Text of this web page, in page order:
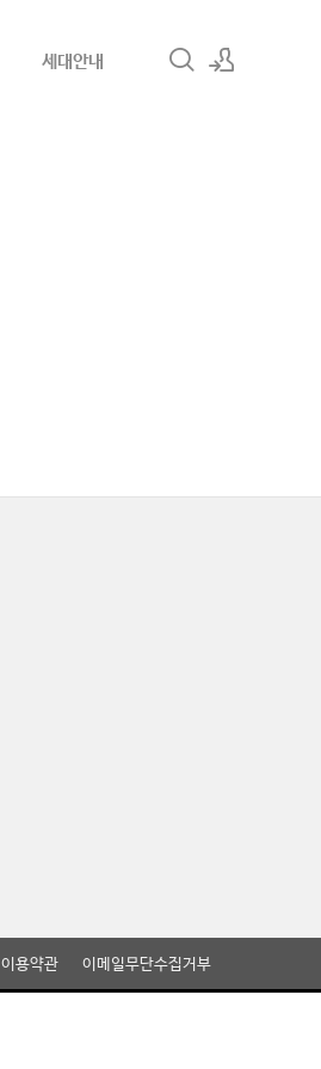
세대안내
이메일무단수집거부
이용약관